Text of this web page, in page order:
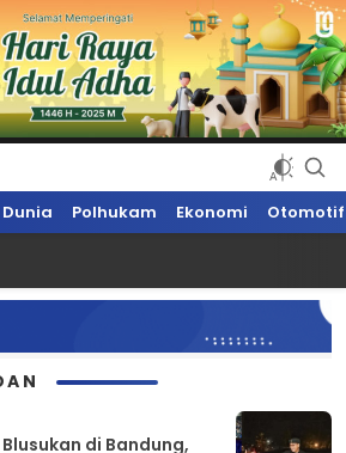
Hari Ini, Update Terkini, Suaranya Rakyat
Dunia Polhukam Ekonomi Otomotif
di Bandung,